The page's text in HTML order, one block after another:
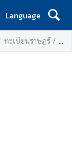
Language
ทะเบียนราษฏร์ / Registration